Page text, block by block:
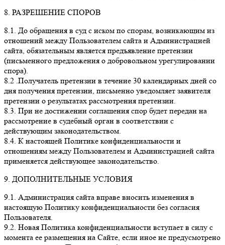
8. РАЗРЕШЕНИЕ СПОРОВ
8.1. До обращения в суд с иском по спорам, возникающим из
отношений между Пользователем сайта и Администрацией
сайта, обязательным является предъявление претензии
(письменного предложения о добровольном урегулировании
спора).
8.2 .Получатель претензии в течение 30 календарных дней со
дня получения претензии, письменно уведомляет заявителя
претензии о результатах рассмотрения претензии.
8.3. При не достижении соглашения спор будет передан на
рассмотрение в судебный орган в соответствии с
действующим законодательством.
8.4. К настоящей Политике конфиденциальности и
отношениям между Пользователем и Администрацией сайта
применяется действующее законодательство.
9. ДОПОЛНИТЕЛЬНЫЕ УСЛОВИЯ
9.1. Администрация сайта вправе вносить изменения в
настоящую Политику конфиденциальности без согласия
Пользователя.
9.2. Новая Политика конфиденциальности вступает в силу с
момента ее размещения на Сайте, если иное не предусмотрено